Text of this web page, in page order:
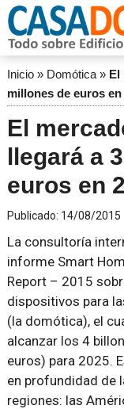
Inicio» Domótica» El
millones de euros en
El
llegará a
euros en
Publicado: 14/08/2015
La consultoría
informe Smart
Report – 2015
dispositivos para
(la domótica), el
alcanzar los 4
euros) para 2025.
en profundidad de
regiones: las